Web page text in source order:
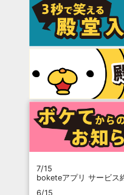
7/15
boketeアプリ サービス
6/15